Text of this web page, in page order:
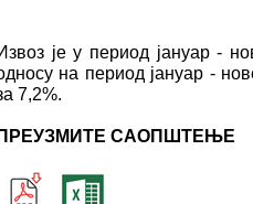
је у период јануар -
на период јануар -
7,2%.
САОПШТЕЊЕ